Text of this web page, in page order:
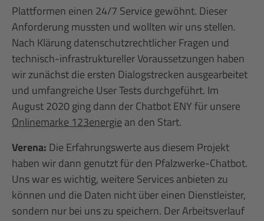
Plattformen einen 24/7 Service gewöhnt. Dieser
Anforderung mussten und wollten wir uns stellen.
Nach Klärung datenschutzrechtlicher Fragen und
technisch-infrastruktureller Voraussetzungen haben
wir zunächst die ersten Dialogstrecken ausgearbeitet
und umfangreiche User Tests durchgeführt. Im
August 2020 ging dann der Chatbot ENY für unsere
Onlinemarke 123energie an den Start.
Verena: Die Erfahrungswerte aus diesem Projekt
haben wir dann genutzt für den Pfalzwerke-Chatbot.
Uns war es wichtig, weitere Services anbieten zu
können und die Daten nicht über einen Dienstleister,
sondern nur bei uns zu speichern. Der Arbeitsverlauf